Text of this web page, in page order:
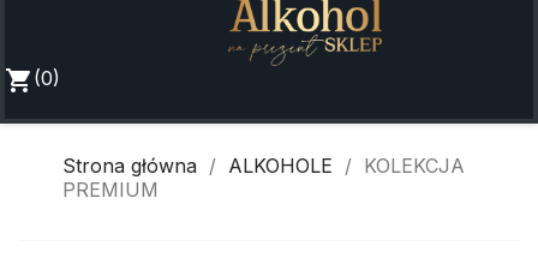
shopping_cart (0)
Strona główna ALKOHOLE
KOLEKCJA
PREMIUM